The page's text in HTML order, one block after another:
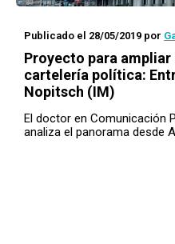
Publicado el 28/05/2019 por
Proyecto para
cartelería política:
Nopitsch (IM)
El doctor en Comunicación
analiza el panorama desde